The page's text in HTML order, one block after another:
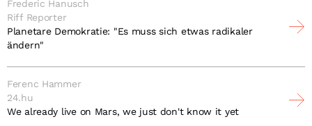
Frederic Hanusch
Riff Reporter
Planetare Demokratie: "Es muss sich etwas radikaler
ändern"
Ferenc Hammer
24.hu
We already live on Mars, we just don't know it yet